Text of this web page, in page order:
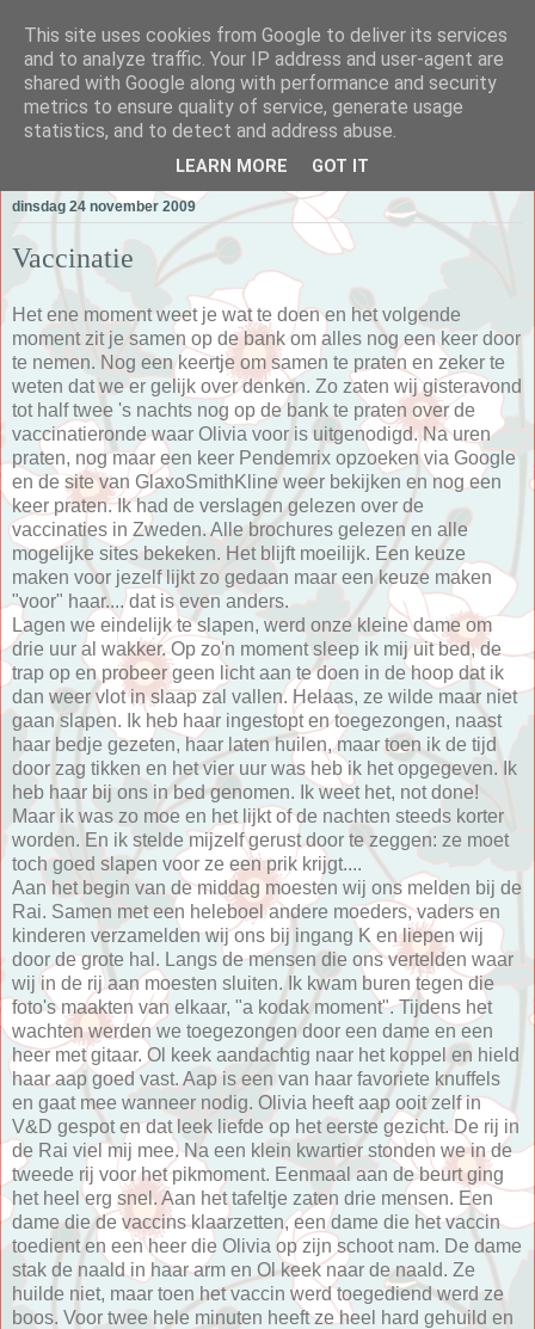
Alle Dagen Mama
dinsdag 24 november 2009
Vaccinatie
Het ene moment weet je wat te doen en het volgende
moment zit je samen op de bank om alles nog een keer door
te nemen. Nog een keertje om samen te praten en zeker te
weten dat we er gelijk over denken. Zo zaten wij gisteravond
tot half twee 's nachts nog op de bank te praten over de
vaccinatieronde waar Olivia voor is uitgenodigd. Na uren
praten, nog maar een keer Pendemrix opzoeken via Google
en de site van GlaxoSmithKline weer bekijken en nog een
keer praten. Ik had de verslagen gelezen over de
vaccinaties in Zweden. Alle brochures gelezen en alle
mogelijke sites bekeken. Het blijft moeilijk. Een keuze
maken voor jezelf lijkt zo gedaan maar een keuze maken
"voor" haar.... dat is even anders.
Lagen we eindelijk te slapen, werd onze kleine dame om
drie uur al wakker. Op zo'n moment sleep ik mij uit bed, de
trap op en probeer geen licht aan te doen in de hoop dat ik
dan weer vlot in slaap zal vallen. Helaas, ze wilde maar niet
gaan slapen. Ik heb haar ingestopt en toegezongen, naast
haar bedje gezeten, haar laten huilen, maar toen ik de tijd
door zag tikken en het vier uur was heb ik het opgegeven. Ik
heb haar bij ons in bed genomen. Ik weet het, not done!
Maar ik was zo moe en het lijkt of de nachten steeds korter
worden. En ik stelde mijzelf gerust door te zeggen: ze moet
toch goed slapen voor ze een prik krijgt....
Aan het begin van de middag moesten wij ons melden bij de
Rai. Samen met een heleboel andere moeders, vaders en
kinderen verzamelden wij ons bij ingang K en liepen wij
door de grote hal. Langs de mensen die ons vertelden waar
wij in de rij aan moesten sluiten. Ik kwam buren tegen die
foto's maakten van elkaar, "a kodak moment". Tijdens het
wachten werden we toegezongen door een dame en een
heer met gitaar. Ol keek aandachtig naar het koppel en hield
haar aap goed vast. Aap is een van haar favoriete knuffels
en gaat mee wanneer nodig. Olivia heeft aap ooit zelf in
V&D gespot en dat leek liefde op het eerste gezicht. De rij in
de Rai viel mij mee. Na een klein kwartier stonden we in de
tweede rij voor het pikmoment. Eenmaal aan de beurt ging
het heel erg snel. Aan het tafeltje zaten drie mensen. Een
dame die de vaccins klaarzetten, een dame die het vaccin
toedient en een heer die Olivia op zijn schoot nam. De dame
stak de naald in haar arm en Ol keek naar de naald. Ze
huilde niet, maar toen het vaccin werd toegediend werd ze
boos. Voor twee hele minuten heeft ze heel hard gehuild en
This site uses cookies from Google to deliver its services
and to analyze traffic. Your IP address and user-agent are
shared with Google along with performance and security
metrics to ensure quality of service, generate usage
statistics, and to detect and address abuse.
LEARN MORE GOT IT